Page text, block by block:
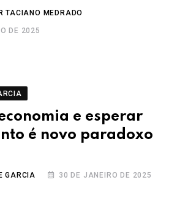
TACIANO MEDRADO
DE 2025
e esperar
é novo paradoxo
GARCIA 30 DE JANEIRO DE 2025